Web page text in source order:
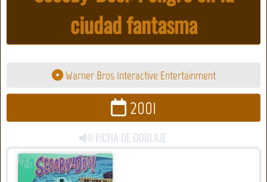
ciudad fantasma
Warner Bros Interactive Entertainment
2001
FICHA DE DOBLAJE